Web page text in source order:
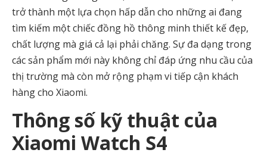
trở thành một lựa chọn hấp dẫn cho những ai đang
tìm kiếm một chiếc đồng hồ thông minh thiết kế đẹp,
chất lượng mà giá cả lại phải chăng. Sự đa dạng trong
các sản phẩm mới này không chỉ đáp ứng nhu cầu của
thị trường mà còn mở rộng phạm vi tiếp cận khách
hàng cho Xiaomi.
Thông số kỹ thuật của
Xiaomi Watch S4